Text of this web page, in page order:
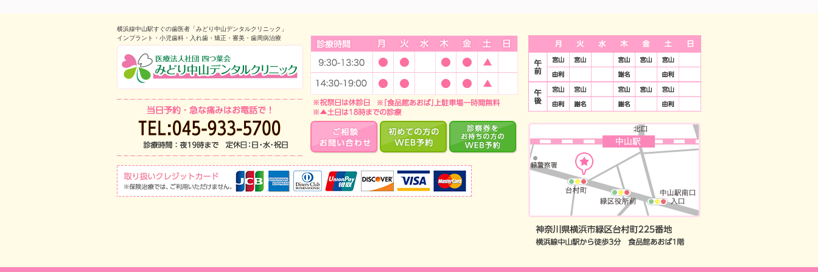
横浜線中山駅すぐの歯医者「みどり中山デンタルクリニック」
インプラント・小児歯科・入れ歯・矯正・審美・歯周病治療
中山のインプラント・小児歯科 みどり中山デンタルクリニック
当日予約・急な痛みはお電話で！TEL:045-933-5700 診療時間：夜19時まで 定休日：祝祭日
診療時間9：30-13：30 14:30-19:00 祝祭日は休診日 土日は18時までの休診
ご相談・お問い合わせはじめての方のWEB予約診察券をお持ちの方のWEB予約
取り扱いクレジットカード※保険治療では、ご利用いただけません。JCB/